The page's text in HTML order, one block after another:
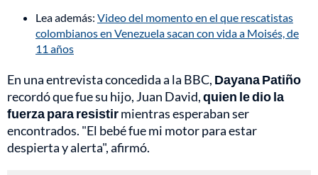
Lea además: Video del momento en el que rescatistas
colombianos en Venezuela sacan con vida a Moisés, de
11 años
En una entrevista concedida a la BBC, Dayana Patiño
recordó que fue su hijo, Juan David,quien le dio la
fuerza para resistirmientras esperaban ser
encontrados. "El bebé fue mi motor para estar
despierta y alerta", afirmó.